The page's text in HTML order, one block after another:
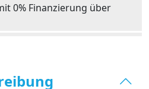
0% Finanzierung über